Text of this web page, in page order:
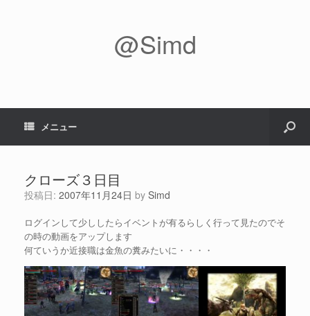
@Simd
メニュー
クローズ３日目
投稿日: 2007年11月24日 by Simd
ログインして少ししたらイベントが有るらしく行って見たのでそ
の時の動画をアップします
何ていうか近接職は金魚の糞みたいに・・・・